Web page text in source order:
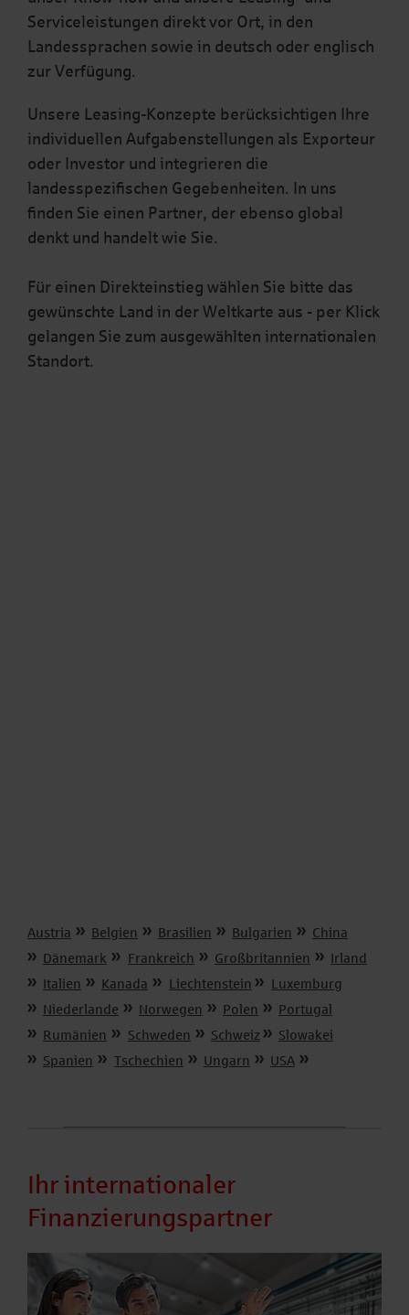
Serviceleistungen direkt vor Ort, in den
Landessprachen sowie in deutsch oder englisch
zur Verfügung.
Unsere Leasing-Konzepte berücksichtigen Ihre
individuellen Aufgabenstellungen als Exporteur
oder Investor und integrieren die
landesspezifischen Gegebenheiten. In uns
finden Sie einen Partner, der ebenso global
denkt und handelt wie Sie.
Für einen Direkteinstieg wählen Sie bitte das
gewünschte Land in der Weltkarte aus - per Klick
gelangen Sie zum ausgewählten internationalen
Standort.
Austria Belgien Brasilien Bulgarien
China
Dänemark
Frankreich Großbritannien
Irland
Italien
Kanada Liechtenstein
Luxemburg
Niederlande
Norwegen Polen
Portugal
Rumänien
Schweden Schweiz
Slowakei
Spanien
Tschechien Ungarn USA
Ihr internationaler
Finanzierungspartner